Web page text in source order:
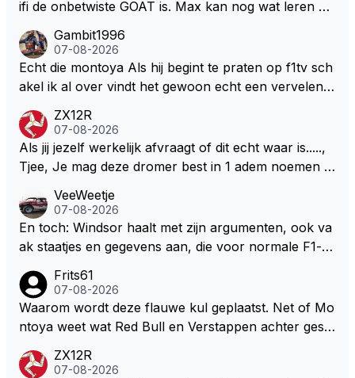
ifi de onbetwiste GOAT is. Max kan nog wat leren va
milton, hahahaha. Latifi pakt ze allemaal met de oge
n dicht met als onbetwiste nummer 2 of GOATINES
S Lawson natuurlijk 😂😂😂😂😂
Gambit1996
07-08-2026
Echt die montoya Als hij begint te praten op f1tv sch
akel ik al over vindt het gewoon echt een vervelend
weet 🤮🤮
ZX12R
07-08-2026
Als jij jezelf werkelijk afvraagt of dit echt waar is.....,
Tjee, Je mag deze dromer best in 1 adem noemen m
aar voordragen uit eigen geest. Kan mij voorstellen d
at je het leuk vindt sprookjes te luisteren maar heb jij
jezelf dan ook wel eens afgevraagd of de dappere b
ze wolff gesneden heeft?
VeeWeetje
07-08-2026
En toch: Windsor haalt met zijn argumenten, ook va
ak staatjes en gegevens aan, die voor normale F1-fa
okies made of your own dough" 🤣
Frits61
07-08-2026
Waarom wordt deze flauwe kul geplaatst. Net of Mo
ntoya weet wat Red Bull en Verstappen achter geslo
ZX12R
07-08-2026